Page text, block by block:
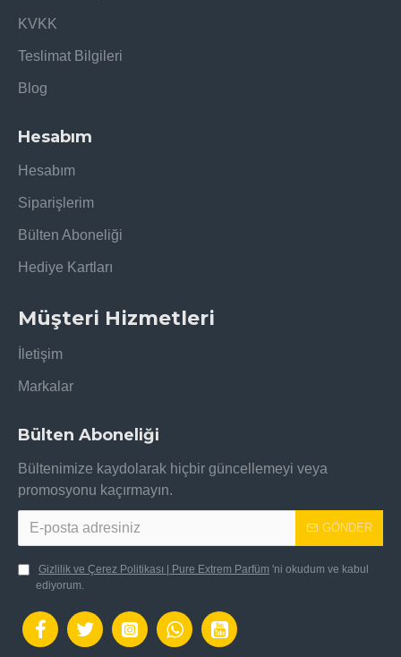
KVKK
Teslimat Bilgileri
Blog
Hesabım
Hesabım
Siparişlerim
Bülten Aboneliği
Hediye Kartları
Müşteri Hizmetleri
İletişim
Markalar
Bülten Aboneliği
Bültenimize kaydolarak hiçbir güncellemeyi veya
promosyonu kaçırmayın.
GÖNDER
Gizlilik ve Çerez Politikası | Pure Extrem Parfüm 'ni okudum ve kabul
ediyorum.